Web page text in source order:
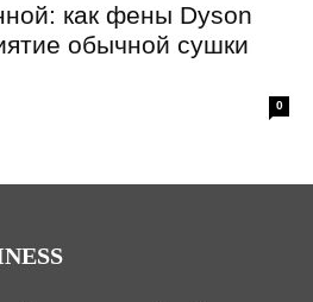
как фены Dyson
обычной сушки
0